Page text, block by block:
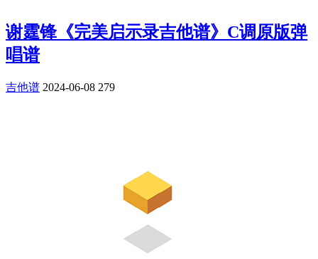
谢霆锋《完美启示录吉他谱》C调原版弹
唱谱
吉他谱 2024-06-08 279